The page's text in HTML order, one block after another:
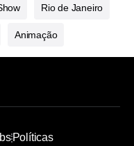
Rio de Janeiro
Animação
Políticas